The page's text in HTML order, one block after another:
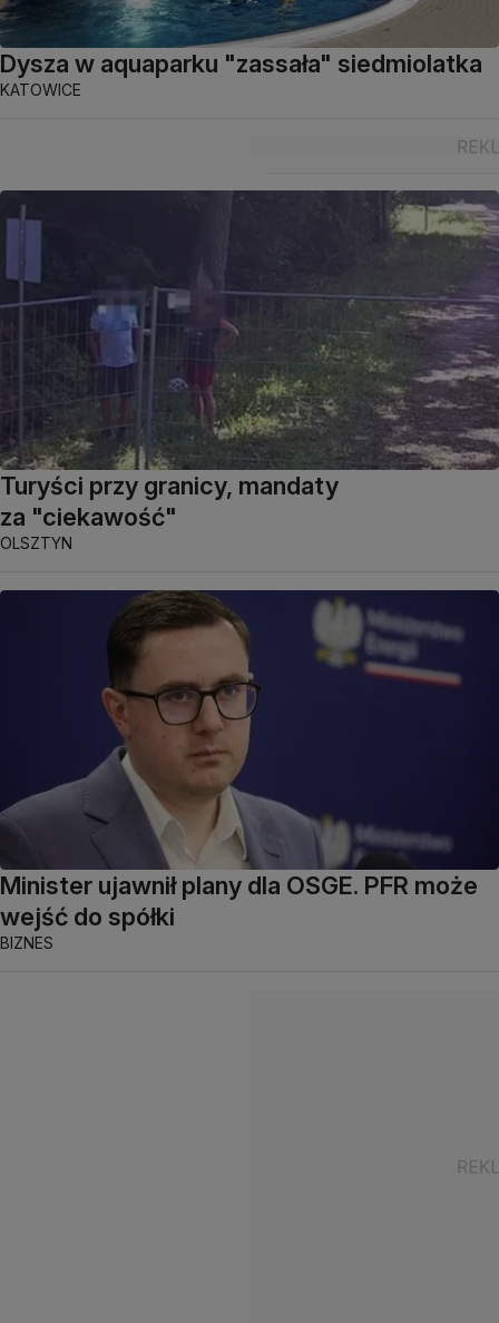
Dysza w aquaparku "zassała" siedmiolatka
KATOWICE
Turyści przy granicy, mandaty
za "ciekawość"
OLSZTYN
Minister ujawnił plany dla OSGE. PFR może
wejść do spółki
BIZNES